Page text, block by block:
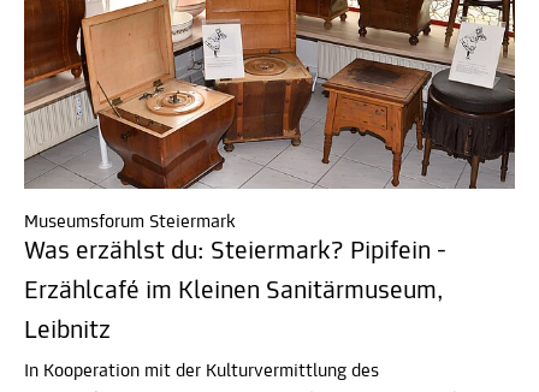
Museumsforum Steiermark
Was erzählst du: Steiermark? Pipifein -
Erzählcafé im Kleinen Sanitärmuseum,
Leibnitz
In Kooperation mit der Kulturvermittlung des